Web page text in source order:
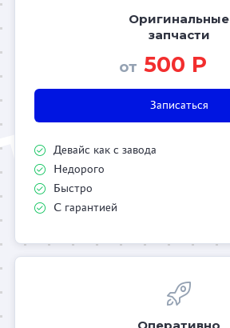
Оригинальные
запчасти
от 500 Р
Записаться
Девайс как с завода
Недорого
Быстро
С гарантией